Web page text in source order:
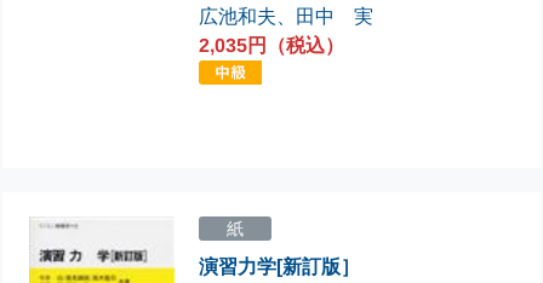
広池和夫 田中 実
2,035円（税込）
紙
演習力学[新訂版］